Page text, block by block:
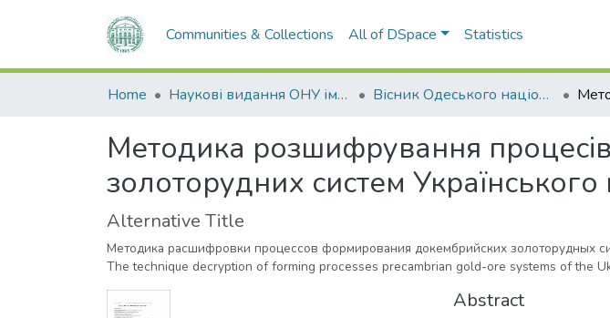
Communities & Collections All of DSpace Statistics
Home Наукові видання ОНУ імені І. І. Мечникова Вісник Одеського національного університету. Географічні та геологічні науки
Методика розшифрування
золоторудних систем
Alternative Title
Методика расшифровки процессов формирования докембрийских золоторудных
The technique decryption of forming processes precambrian gold-ore systems of the
Abstract